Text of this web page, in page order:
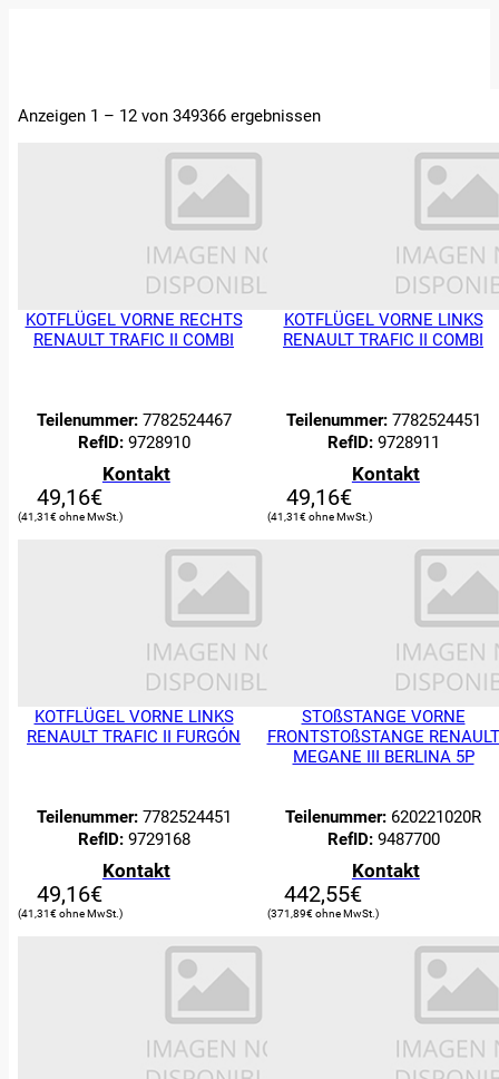
STARTSEITE
FAHRZEUGE
ÜBER UNS
ABTRETUNGEN
BEWERTUNGEN
KONTAKT
Filter
Anzeigen 1 – 12 von 349366 ergebnissen
KOTFLÜGEL VORNE RECHTS
RENAULT TRAFIC II COMBI
Teilenummer:7782524467
RefID:9728910
Kontakt
49,16€
41,31€
KOTFLÜGEL VORNE LINKS
RENAULT TRAFIC II COMBI
Teilenummer:7782524451
RefID:9728911
Kontakt
49,16€
41,31€
KOTFLÜGEL VORNE LINKS
RENAULT TRAFIC II FURGÓN
Teilenummer:7782524451
RefID:9729168
Kontakt
49,16€
41,31€
STOßSTANGE VORNE
FRONTSTOßSTANGE RENAULT
MEGANE III BERLINA 5P
Teilenummer: 620221020R
RefID:9487700
Kontakt
442,55€
371,89€